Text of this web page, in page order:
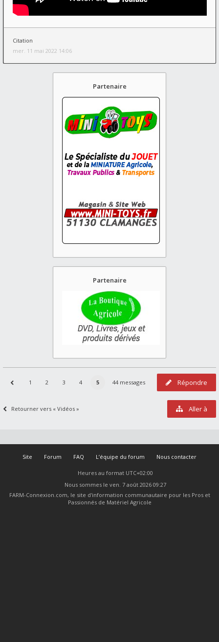
Citation
mer. 11 mai 2022 14:06
Partenaire
Partenaire
1 2 3 4 5 44 messages Répondre
Retourner vers « Vidéos » Aller à
Site Forum FAQ L’équipe du forum Nous contacter
Heures au format UTC+02:00
Nous sommes le ven. 7 août 2026 09:27
FARM-Connexion.com, le site d'information communautaire pour les Pros et
Passionnés de Matériel Agricole